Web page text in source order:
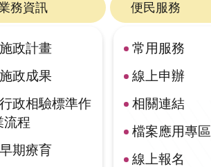
務資訊
施政計畫
施政成果
行政相驗標準作
流程
早期療育
便民服務
常用服務
線上申辦
相關連結
檔案應用專區
線上報名